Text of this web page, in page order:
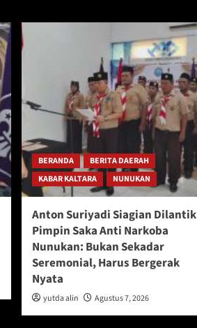
BERANDA
BERITA DAERAH
KABAR KALTARA
NUNUKAN
Anton Suriyadi Siagian Dilantik
Pimpin Saka Anti Narkoba
Nunukan: Bukan Sekadar
Seremonial, Harus Bergerak
Nyata
yutda alin Agustus 7, 2026